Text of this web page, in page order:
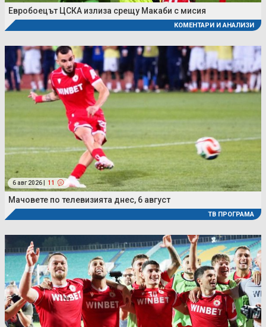
Евробоецът ЦСКА излиза срещу Макаби с мисия
КОМЕНТАРИ И АНАЛИЗИ
6 авг 2026 | 11
Мачовете по телевизията днес, 6 август
ТВ ПРОГРАМА